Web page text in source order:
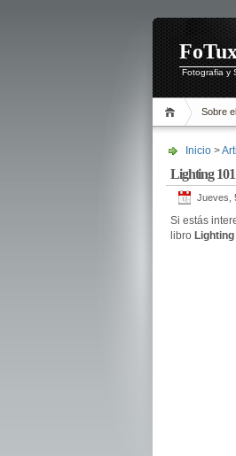
Fotografia y
Sobre
Inicio >
Lighting
Jueves,
Si estás
libro